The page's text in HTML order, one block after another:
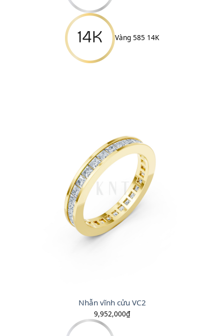
Vàng 585 14K
Nhẫn vĩnh cửu VC2
9,952,000₫